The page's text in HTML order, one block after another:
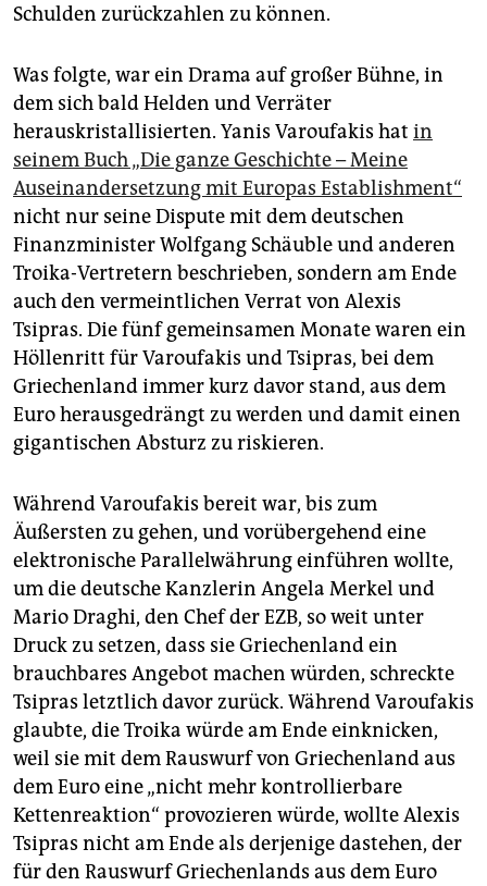
Schulden zurückzahlen zu können.
Was folgte, war ein Drama auf großer Bühne, in
dem sich bald Helden und Verräter
herauskristallisierten. Yanis Varoufakis hat in
seinem Buch „Die ganze Geschichte – Meine
Auseinandersetzung mit Europas Establishment“
nicht nur seine Dispute mit dem deutschen
Finanzminister Wolfgang Schäuble und anderen
Troika-Vertretern beschrieben, sondern am Ende
auch den vermeintlichen Verrat von Alexis
Tsipras. Die fünf gemeinsamen Monate waren ein
Höllenritt für Varoufakis und Tsipras, bei dem
Griechenland immer kurz davor stand, aus dem
Euro herausgedrängt zu werden und damit einen
gigantischen Absturz zu riskieren.
Während Varoufakis bereit war, bis zum
Äußersten zu gehen, und vorübergehend eine
elektronische Parallelwährung einführen wollte,
um die deutsche Kanzlerin Angela Merkel und
Mario Draghi, den Chef der EZB, so weit unter
Druck zu setzen, dass sie Griechenland ein
brauchbares Angebot machen würden, schreckte
Tsipras letztlich davor zurück. Während Varou­fakis
glaubte, die Troika würde am Ende einknicken,
weil sie mit dem Rauswurf von Griechenland aus
dem Euro eine „nicht mehr kontrollierbare
Kettenreaktion“ provozieren würde, wollte Alexis
Tsipras nicht am Ende als derjenige dastehen, der
für den Rauswurf Griechenlands aus dem Euro